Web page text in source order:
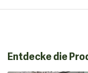
Entdecke die